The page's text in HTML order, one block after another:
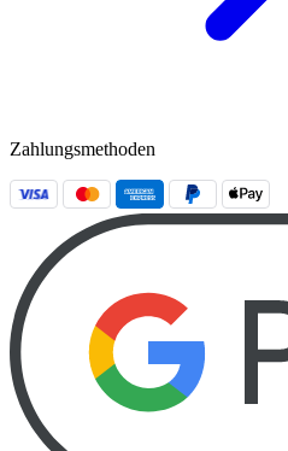
Zahlungsmethoden